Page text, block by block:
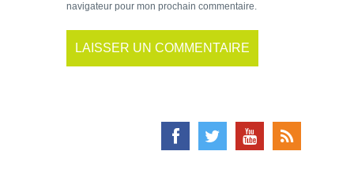
navigateur pour mon prochain commentaire.